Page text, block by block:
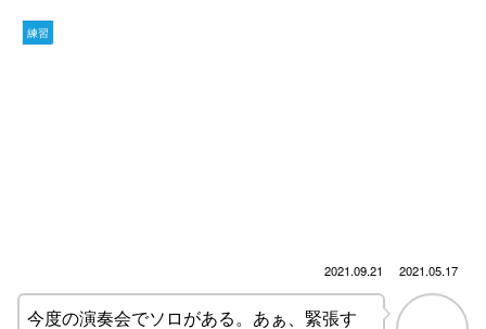
練習
2021.09.21 2021.05.17
今度の演奏会でソロがある。あぁ、緊張す